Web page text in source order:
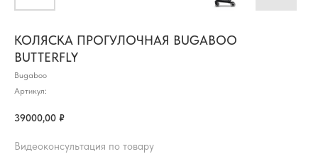
КОЛЯСКА ПРОГУЛОЧНАЯ BUGABOO
BUTTERFLY
Bugaboo
Артикул:
39000,00 ₽
Видеоконсультация по товару